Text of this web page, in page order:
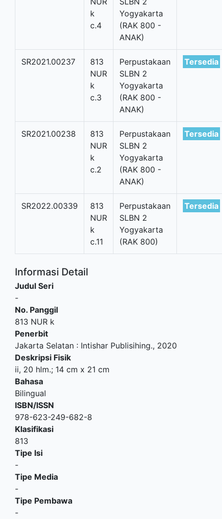
k
c.4
Yogyakarta
(RAK 800 -
ANAK)
SR2021.00237
813
NUR
k
c.3
Perpustakaan
SLBN 2
Yogyakarta
(RAK 800 -
ANAK)
Tersedia
SR2021.00238
813
NUR
k
c.2
Perpustakaan
SLBN 2
Yogyakarta
(RAK 800 -
ANAK)
Tersedia
SR2022.00339
813
NUR
k
c.11
Perpustakaan
SLBN 2
Yogyakarta
(RAK 800)
Tersedia
Informasi Detail
Judul Seri
-
No. Panggil
813 NUR k
Penerbit
Jakarta Selatan : Intishar Publisihing., 2020
Deskripsi Fisik
ii, 20 hlm.; 14 cm x 21 cm
Bahasa
Bilingual
ISBN/ISSN
978-623-249-682-8
Klasifikasi
813
Tipe Isi
-
Tipe Media
-
Tipe Pembawa
-